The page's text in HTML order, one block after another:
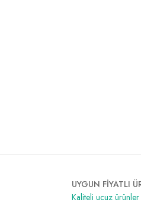
UYGUN FİYATLI
Kaliteli ucuz ürünler